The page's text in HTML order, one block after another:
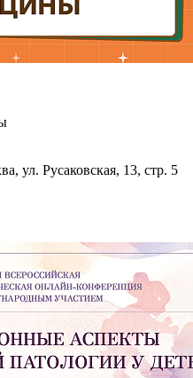
ул. Русаковская, 13, стр. 5